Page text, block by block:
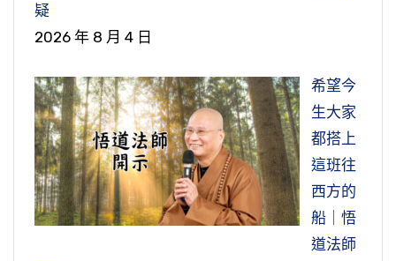
疑
2026 年 8 月 4 日
希望今
生大家
都搭上
這班往
西方的
船｜悟
道法師